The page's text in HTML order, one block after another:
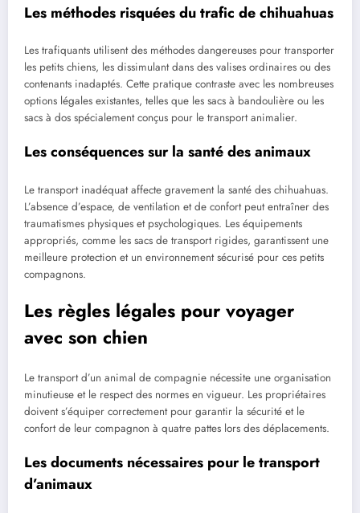
Les méthodes risquées du trafic de chihuahuas
Les trafiquants utilisent des méthodes dangereuses pour transporter
les petits chiens, les dissimulant dans des valises ordinaires ou des
contenants inadaptés. Cette pratique contraste avec les nombreuses
options légales existantes, telles que les sacs à bandoulière ou les
sacs à dos spécialement conçus pour le transport animalier.
Les conséquences sur la santé des animaux
Le transport inadéquat affecte gravement la santé des chihuahuas.
L’absence d’espace, de ventilation et de confort peut entraîner des
traumatismes physiques et psychologiques. Les équipements
appropriés, comme les sacs de transport rigides, garantissent une
meilleure protection et un environnement sécurisé pour ces petits
compagnons.
Les règles légales pour voyager
avec son chien
Le transport d’un animal de compagnie nécessite une organisation
minutieuse et le respect des normes en vigueur. Les propriétaires
doivent s’équiper correctement pour garantir la sécurité et le
confort de leur compagnon à quatre pattes lors des déplacements.
Les documents nécessaires pour le transport
d’animaux